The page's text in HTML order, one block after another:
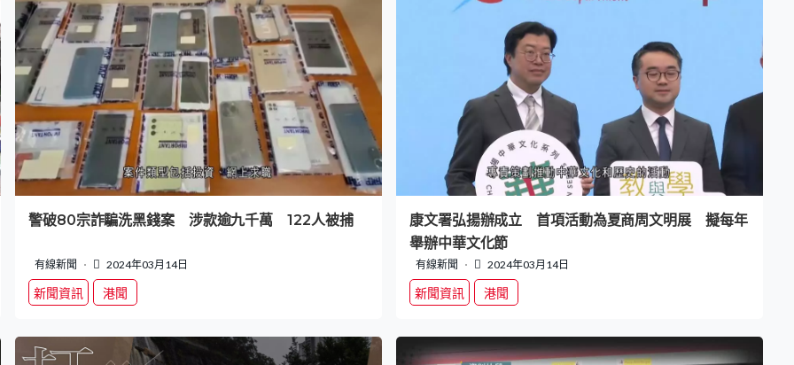
警破80宗詐騙洗黑錢案 涉款逾九千萬 122人被捕
有線新聞 2024年03月14日
新聞資訊 港聞
康文署弘揚辦成立 首項活動為夏商周文明展 擬每年
舉辦中華文化節
有線新聞 2024年03月14日
新聞資訊 港聞